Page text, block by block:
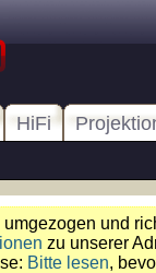
HiFi
und
zu unserer
Bitte lesen,